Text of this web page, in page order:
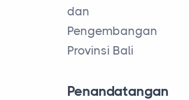
dan
Pengembangan
Provinsi Bali
Penandatangan